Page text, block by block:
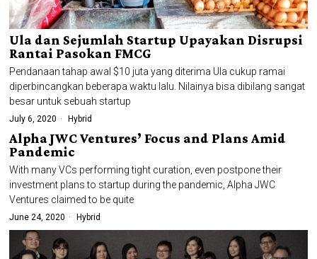
Ula dan Sejumlah Startup Upayakan Disrupsi
Rantai Pasokan FMCG
Pendanaan tahap awal $10 juta yang diterima Ula cukup ramai
diperbincangkan beberapa waktu lalu. Nilainya bisa dibilang sangat
besar untuk sebuah startup
July 6, 2020 Hybrid
Alpha JWC Ventures’ Focus and Plans Amid
Pandemic
With many VCs performing tight curation, even postpone their
investment plans to startup during the pandemic, Alpha JWC
Ventures claimed to be quite
June 24, 2020 Hybrid